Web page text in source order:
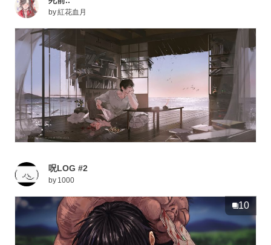
by紅花血月
呪LOG #2
by 1000
10